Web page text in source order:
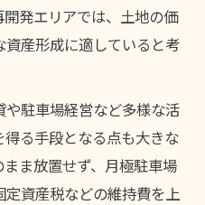
発エリアでは、土地の価
産形成に適していると考
駐車場経営など多様な活
る手段となる点も大きな
ま放置せず、月極駐車場
資産税などの維持費を上